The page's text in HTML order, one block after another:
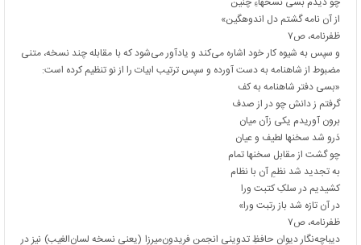
از آن نامه گشتم دل اندوهگین»
ظفرنامه، ص۷
و سپس به شیوه کار خود اشاره می‌کند و یادآور می‌شود که با مقابله چند نسخه، متنی
مضبوط از شاهنامه به دست آورده و سپس ترتیب ابیات را از نو تنظیم کرده است:
«بسی دفتر شاهنامه به کف
گرفتم ز دانش چو در از صدف
برون آوریدم یکی زآن میان
دَرو شد سخنها لطیف و عیان
چو گشت از مقابل سخنها تمام
به تجدید شد نظمِ آن با نظام
کشیدیم در سلکِ کتبت ورا
در آن تازه شد باز رتبت ورا»
ظفرنامه، ص۷
دیباچه‌نگار دیوانِ حافظِ تدوینی انجمن فریدون‌میرزا (یعنی نسخه لسان‌الغیب) نیز در